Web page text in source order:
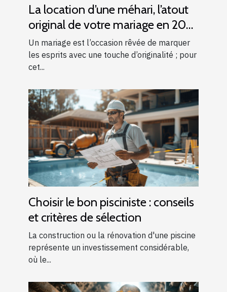
La location d’une méhari, l’atout
original de votre mariage en 2025
!Un mariage est l’occasion rêvée de marquer
les esprits avec une touche d’originalité ; pour
cet...
Choisir le bon pisciniste : conseils
et critères de sélection
La construction ou la rénovation d'une piscine
représente un investissement considérable,
où le...